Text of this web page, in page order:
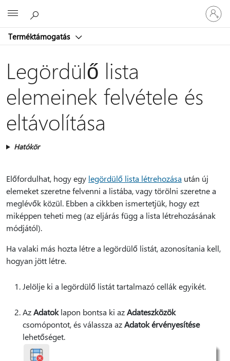
Terméktámogatás
be
a
Legördülő lista
elemeinek felvétele és
eltávolítása
Hatókör
Előfordulhat, hogy egy legördülő lista létrehozása után új
elemeket szeretne felvenni a listába, vagy törölni szeretne a
meglévők közül. Ebben a cikkben ismertetjük, hogy ezt
miképpen teheti meg (az eljárás függ a lista létrehozásának
módjától).
Ha valaki más hozta létre a legördülő listát, azonosítania kell,
hogyan jött létre.
Jelölje ki a legördülő listát tartalmazó cellák egyikét.
AzAdatoklapon bontsa ki azAdateszközök
csomópontot, és válassza azAdatok érvényesítése
lehetőséget.